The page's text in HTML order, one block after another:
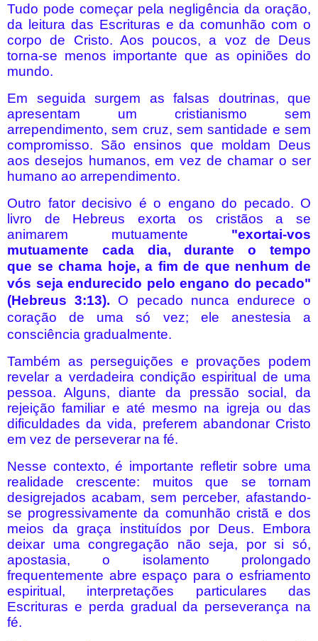
Tudo pode começar pela negligência da oração,
da leitura das Escrituras e da comunhão com o
corpo de Cristo. Aos poucos, a voz de Deus
torna-se menos importante que as opiniões do
mundo.
Em seguida surgem as falsas doutrinas, que
apresentam um cristianismo sem
arrependimento, sem cruz, sem santidade e sem
compromisso. São ensinos que moldam Deus
aos desejos humanos, em vez de chamar o ser
humano ao arrependimento.
Outro fator decisivo é o engano do pecado. O
livro de Hebreus exorta os cristãos a se
animarem mutuamente "exortai-vos
mutuamente cada dia, durante o tempo
que se chama hoje, a fim de que nenhum de
vós sejaendurecido pelo engano do pecado"
(Hebreus 3:13). O pecado nunca endurece o
coração de uma só vez; ele anestesia a
consciência gradualmente.
Também as perseguições e provações podem
revelar a verdadeira condição espiritual de uma
pessoa. Alguns, diante da pressão social, da
rejeição familiar e até mesmo na igreja ou das
dificuldades da vida, preferem abandonar Cristo
em vez de perseverar na fé.
Nesse contexto, é importante refletir sobre uma
realidade crescente: muitos que se tornam
desigrejados acabam, sem perceber, afastando-
se progressivamente da comunhão cristã e dos
meios da graça instituídos por Deus. Embora
deixar uma congregação não seja, por si só,
apostasia, o isolamento prolongado
frequentemente abre espaço para o esfriamento
espiritual, interpretações particulares das
Escrituras e perda gradual da perseverança na
fé.